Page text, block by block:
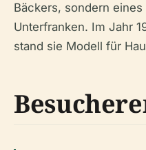
Bäckers, sondern
Unterfranken. Im Jahr
stand sie Modell für